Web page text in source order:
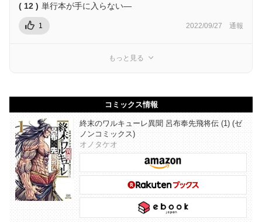
( 12 ) 単行本が手に入らない―
1 2022/09/27 通報
もっと見る
コミックス情報
終末のワルキューレ異聞 呂布奉先飛将伝 (1) (ゼ
ノンコミックス)
オノタケオ